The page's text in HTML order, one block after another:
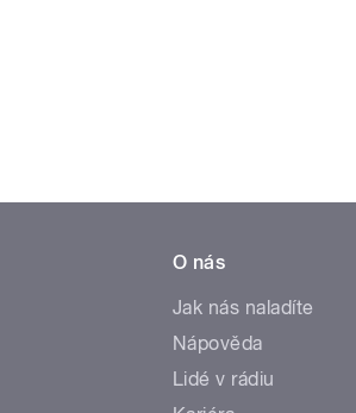
O nás
Jak nás naladíte
Nápověda
Lidé v rádiu